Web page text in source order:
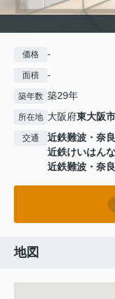
価格 -
面積 -
築年数 築29年
所在地 大阪府東大阪市
交通 近鉄難波・奈
近鉄けいはん
近鉄難波・奈
地図